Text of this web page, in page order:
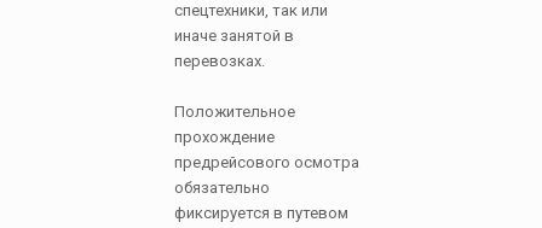
спецтехники, так или
иначе занятой в
перевозках.
Положительное
прохождение
предрейсового осмотра
обязательно
фиксируется в путевом